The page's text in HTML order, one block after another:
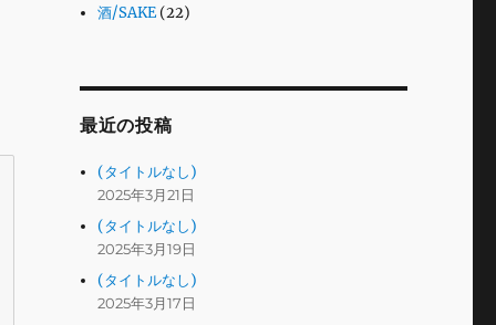
酒/SAKE (22)
最近の投稿
(タイトルなし)
2025年3月21日
(タイトルなし)
2025年3月19日
(タイトルなし)
2025年3月17日